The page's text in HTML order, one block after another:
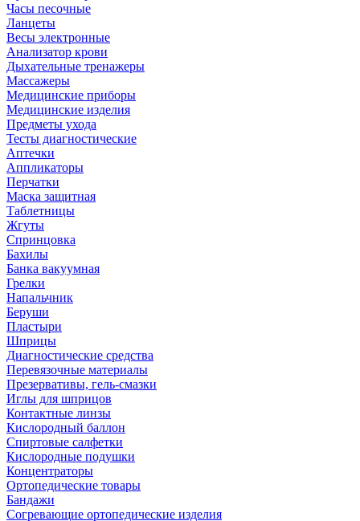
Часы песочные
Ланцеты
Весы электронные
Анализатор крови
Дыхательные тренажеры
Массажеры
Медицинские приборы
Медицинские изделия
Предметы ухода
Тесты диагностические
Аптечки
Аппликаторы
Перчатки
Маска защитная
Таблетницы
Жгуты
Спринцовка
Бахилы
Банка вакуумная
Грелки
Напальчник
Беруши
Пластыри
Шприцы
Диагностические средства
Перевязочные материалы
Презервативы, гель-смазки
Иглы для шприцов
Контактные линзы
Кислородный баллон
Спиртовые салфетки
Кислородные подушки
Концентраторы
Ортопедические товары
Бандажи
Согревающие ортопедические изделия